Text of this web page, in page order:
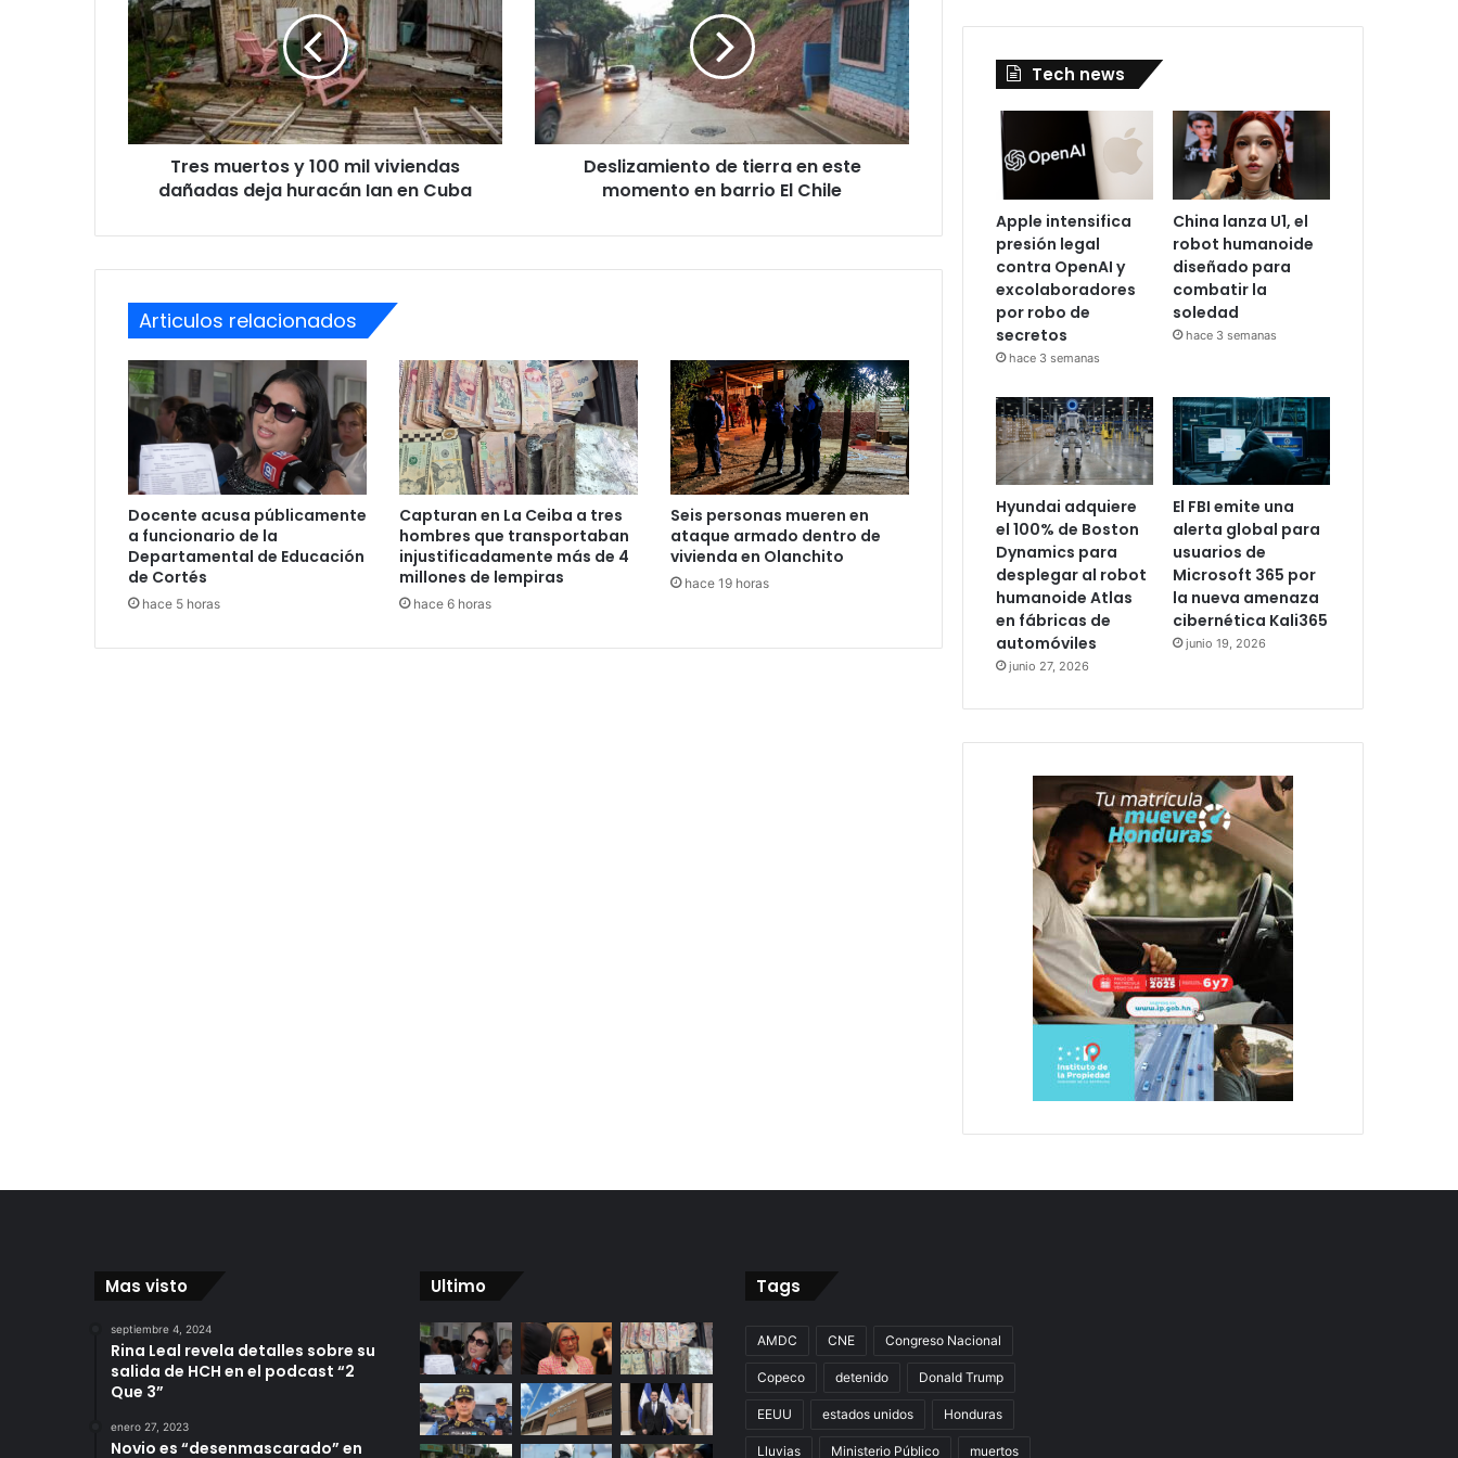
y
100
mil
viviendas
dañadas
deja
huracán
Tres muertos y 100 mil viviendas
dañadas deja huracán Ian en Cuba
tierra
en
este
momento
en
barrio
El
Deslizamiento de tierra en este
momento en barrio El Chile
Articulos relacionados
Docente acusa públicamente
a funcionario de la
Departamental de Educación
de Cortés
hace 5 horas
Capturan en La Ceiba a tres
hombres que transportaban
injustificadamente más de 4
millones de lempiras
hace 6 horas
Seis personas mueren en
ataque armado dentro de
vivienda en Olanchito
hace 19 horas
Tech news
Apple intensifica
presión legal
contra OpenAI y
excolaboradores
por robo de
secretos
hace 3 semanas
China lanza U1, el
robot humanoide
diseñado para
combatir la
soledad
hace 3 semanas
Hyundai adquiere
el 100% de Boston
Dynamics para
desplegar al robot
humanoide Atlas
en fábricas de
automóviles
junio 27, 2026
El FBI emite una
alerta global para
usuarios de
Microsoft 365 por
la nueva amenaza
cibernética Kali365
junio 19, 2026
Mas visto
septiembre 4, 2024
Rina Leal revela detalles sobre su
salida de HCH en el podcast “2
Que 3”
enero 27, 2023
Novio es “desenmascarado” en
Ultimo Tags
AMDC CNE Congreso Nacional
Copeco detenido Donald Trump
EEUU estados unidos Honduras
Lluvias Ministerio Público muertos